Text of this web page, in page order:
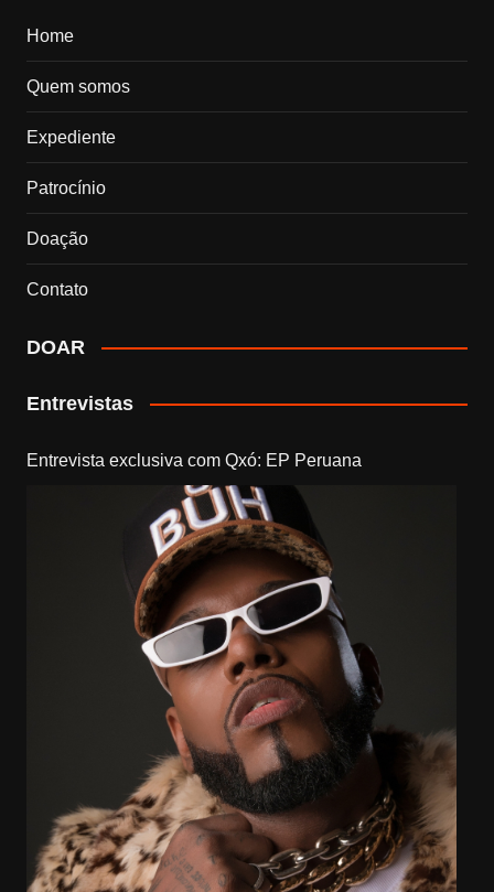
Home
Quem somos
Expediente
Patrocínio
Doação
Contato
DOAR
Entrevistas
Entrevista exclusiva com Qxó: EP Peruana